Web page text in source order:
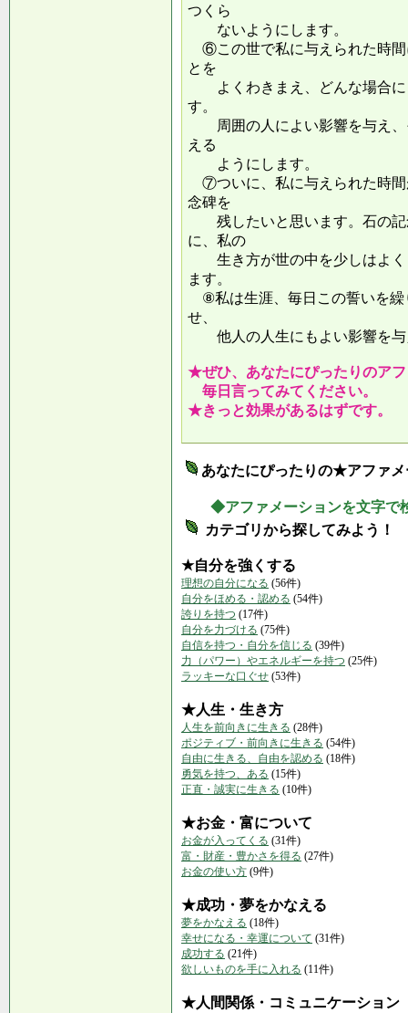
つくら
ないようにします。
⑥この世で私に与えられた時間
とを
よくわきまえ、どんな場合に
す。
周囲の人によい影響を与え、
える
ようにします。
⑦ついに、私に与えられた時間
念碑を
残したいと思います。石の記
に、私の
生き方が世の中を少しはよく
ます。
⑧私は生涯、毎日この誓いを繰
せ、
他人の人生にもよい影響
★ぜひ、あなたにぴったりのア
毎日言ってみてください。
★きっと効果があるはずです。
あなたにぴったりの★アファ
◆アファメーションを文字で
カテゴリから探してみよう！
★自分を強くする
理想の自分になる (56件)
自分をほめる・認める (54件)
誇りを持つ (17件)
自分を力づける (75件)
自信を持つ・自分を信じる (39件)
力（パワー）やエネルギーを持つ (25件)
ラッキーな口ぐせ (53件)
★人生・生き方
人生を前向きに生きる (28件)
ポジティブ・前向きに生きる (54件)
自由に生きる、自由を認める (18件)
勇気を持つ、ある (15件)
正直・誠実に生きる (10件)
★お金・富について
お金が入ってくる (31件)
富・財産・豊かさを得る (27件)
お金の使い方 (9件)
★成功・夢をかなえる
夢をかなえる (18件)
幸せになる・幸運について (31件)
成功する (21件)
欲しいものを手に入れる (11件)
★人間関係・コミュニケーション